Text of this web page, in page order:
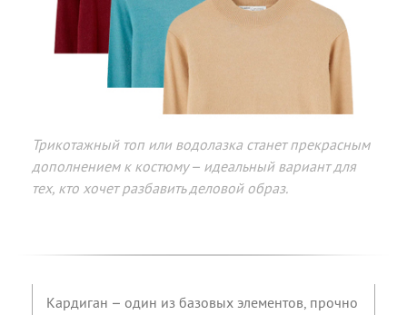
Трикотажный топ или водолазка станет прекрасным
дополнением к костюму – идеальный вариант для
тех, кто хочет разбавить деловой образ.
Кардиган – один из базовых элементов, прочно